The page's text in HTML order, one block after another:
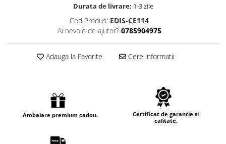
Durata de livrare: 1-3 zile
Cod Produs: EDIS-CE114
Ai nevoie de ajutor? 0785904975
Adauga la Favorite Cere informatii
Ambalare premium cadou.
Certificat de garantie si
calitate.